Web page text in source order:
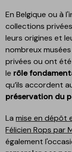
En Belgique ou à
collections
leurs origines et
nombreux
privées ou ont
le rôle
qu’ils accordent
préservation du
Lamise en dépôt
Félicien Rops par
également